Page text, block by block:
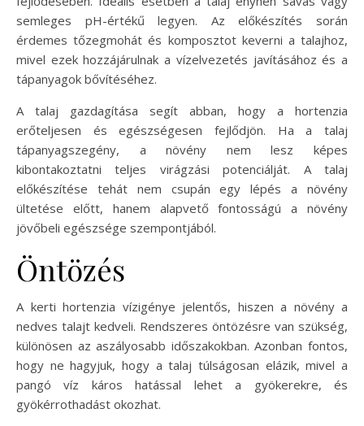
semleges pH-értékű legyen. Az előkészítés során
érdemes tőzegmohát és komposztot keverni a talajhoz,
mivel ezek hozzájárulnak a vízelvezetés javításához és a
tápanyagok bővítéséhez.
A talaj gazdagítása segít abban, hogy a hortenzia
erőteljesen és egészségesen fejlődjön. Ha a talaj
tápanyagszegény, a növény nem lesz képes
kibontakoztatni teljes virágzási potenciálját. A talaj
előkészítése tehát nem csupán egy lépés a növény
ültetése előtt, hanem alapvető fontosságú a növény
jövőbeli egészsége szempontjából.
Öntözés
A kerti hortenzia vízigénye jelentős, hiszen a növény a
nedves talajt kedveli. Rendszeres öntözésre van szükség,
különösen az aszályosabb időszakokban. Azonban fontos,
hogy ne hagyjuk, hogy a talaj túlságosan elázik, mivel a
pangó víz káros hatással lehet a gyökerekre, és
gyökérrothadást okozhat.